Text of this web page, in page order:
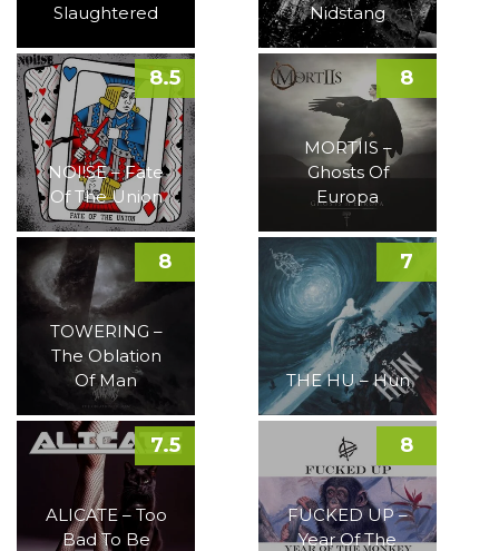
Slaughtered
Nidstang
NOI!SE – Fate
Of The Union
8.5
MORTIIS –
Ghosts Of
Europa
8
TOWERING –
The Oblation
Of Man
8
THE HU – Hun
7
ALICATE – Too
Bad To Be
7.5
FUCKED UP –
Year Of The
8